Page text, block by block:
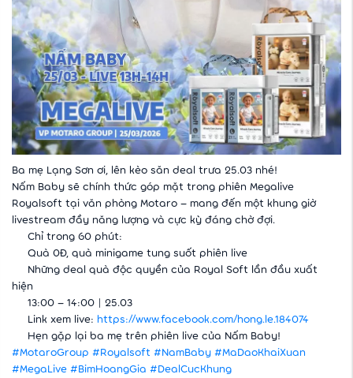
Ba mẹ Lạng Sơn ơi, lên kèo săn deal trưa 25.03 nhé!
Nấm Baby sẽ chính thức góp mặt trong phiên Megalive
Royalsoft tại văn phòng Motaro – mang đến một khung giờ
livestream đầy năng lượng và cực kỳ đáng chờ đợi.
Chỉ trong 60 phút:
Quà 0Đ, quà minigame tung suốt phiên live
Những deal quà độc quyền của Royal Soft lần đầu xuất
hiện
13:00 – 14:00 | 25.03
Link xem live: https://www.facebook.com/hong.le.184074
Hẹn gặp lại ba mẹ trên phiên live của Nấm Baby!
#MotaroGroup #Royalsoft #NamBaby #MaDaoKhaiXuan
#MegaLive #BimHoangGia #DealCucKhung